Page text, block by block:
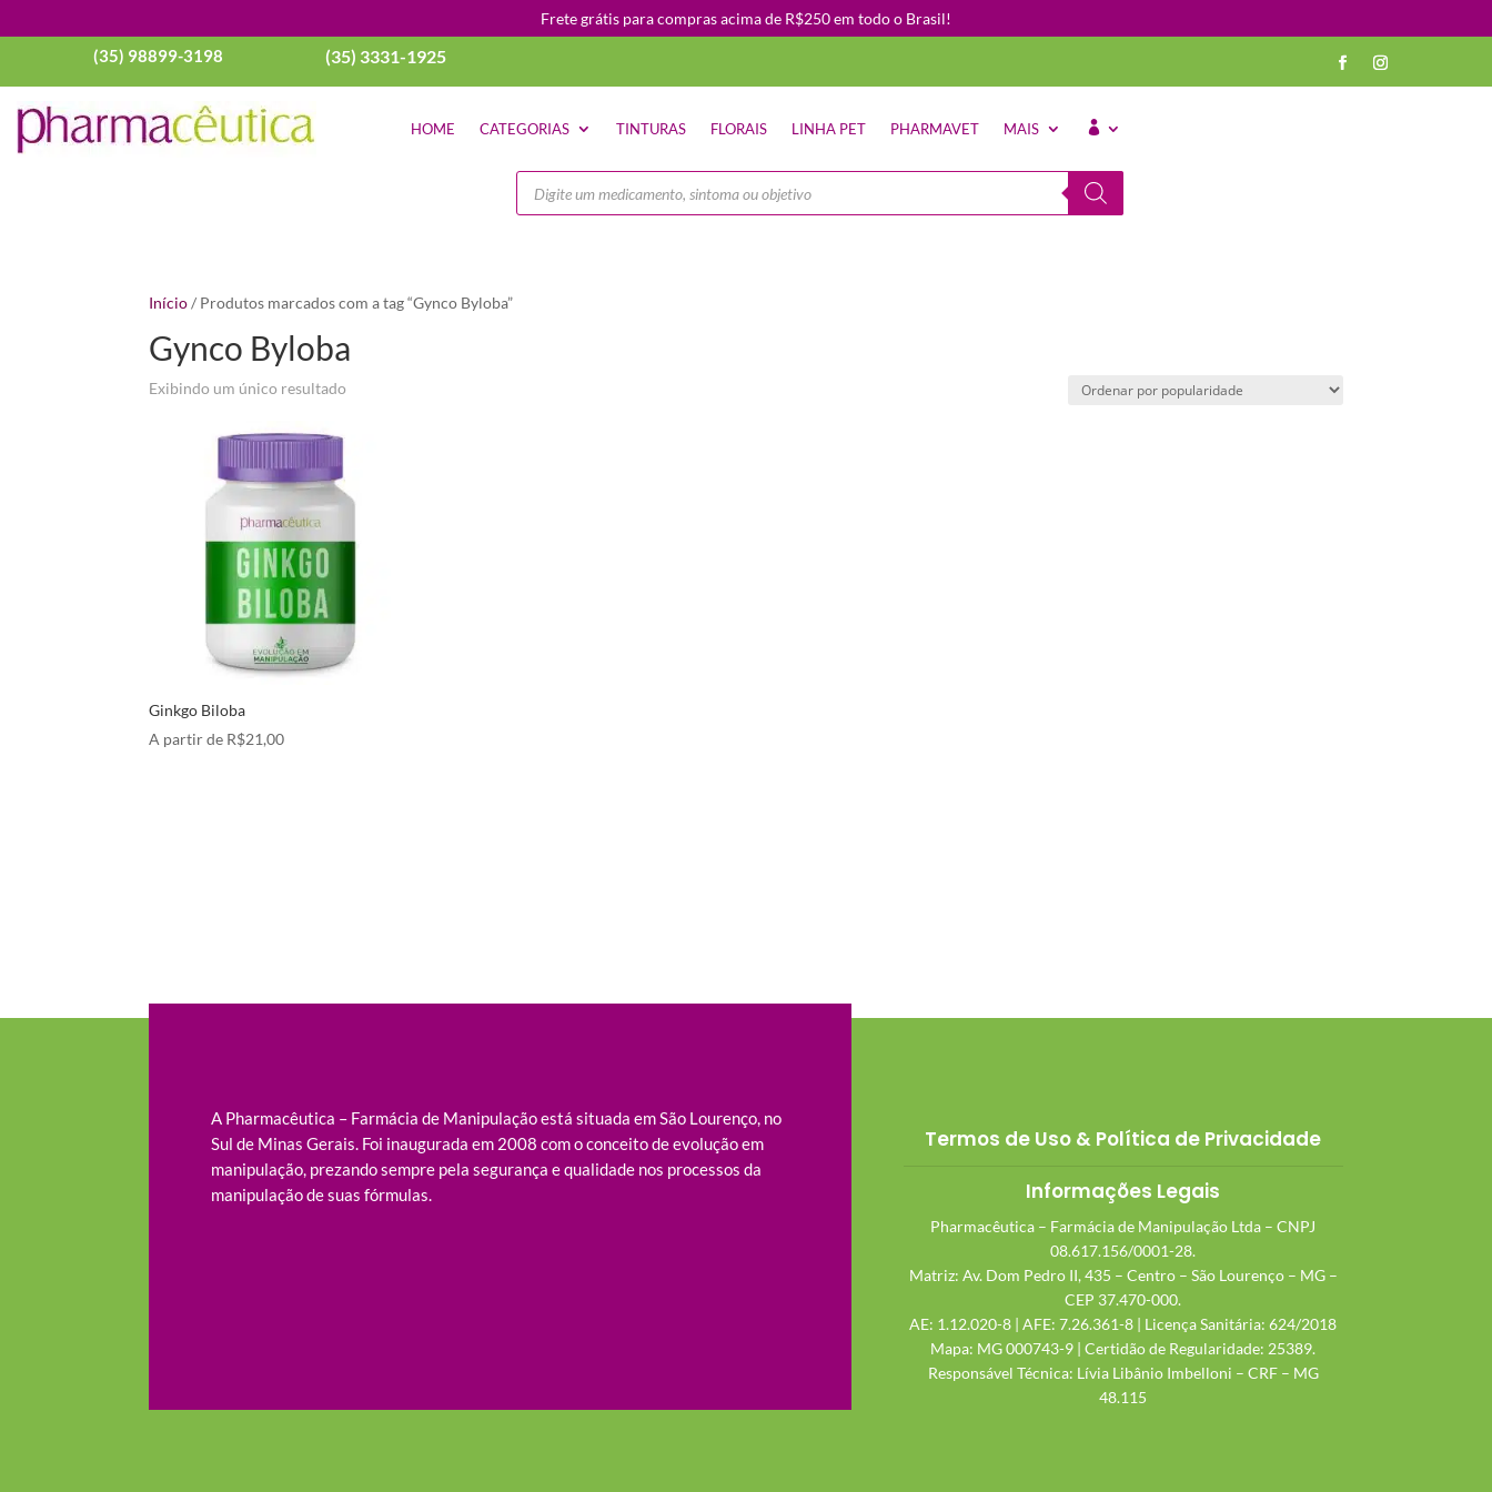
Frete grátis para compras acima de R$250 em todo o Brasil!
(35) 98899-3198 (35) 3331-1925
HOME CATEGORIAS TINTURAS FLORAIS LINHA PET PHARMAVET MAIS ⠀
Pesquisar
Início/ Produtos marcados com a tag “Gynco Byloba”
Gynco Byloba
Exibindo um único resultado
Ginkgo Biloba
A partir de R$21,00
A Pharmacêutica – Farmácia de Manipulação está situada em São Lourenço, no
Sul de Minas Gerais. Foi inaugurada em 2008 com o conceito de evolução em
manipulação, prezando sempre pela segurança e qualidade nos processos da
manipulação de suas fórmulas.
Termos de Uso & Política de Privacidade
Informações Legais
Pharmacêutica – Farmácia de Manipulação Ltda – CNPJ
08.617.156/0001-28.
Matriz: Av. Dom Pedro II, 435 – Centro – São Lourenço – MG –
CEP 37.470-000.
AE: 1.12.020-8 | AFE: 7.26.361-8 | Licença Sanitária: 624/2018
Mapa: MG 000743-9 | Certidão de Regularidade: 25389.
Responsável Técnica: Lívia Libânio Imbelloni – CRF – MG
48.115